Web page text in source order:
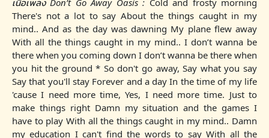
เนื้อเพลง Don’t Go Away Oasis : Cold and frosty morning
There's not a lot to say About the things caught in my
mind.. And as the day was dawning My plane flew away
With all the things caught in my mind.. I don’t wanna be
there when you coming down I don’t wanna be there when
you hit the ground * So don't go away, Say what you say
Say that you'll stay Forever and a day In the time of my life
'cause I need more time, Yes, I need more time. Just to
make things right Damn my situation and the games I
have to play With all the things caught in my mind.. Damn
my education I can't find the words to say With all the